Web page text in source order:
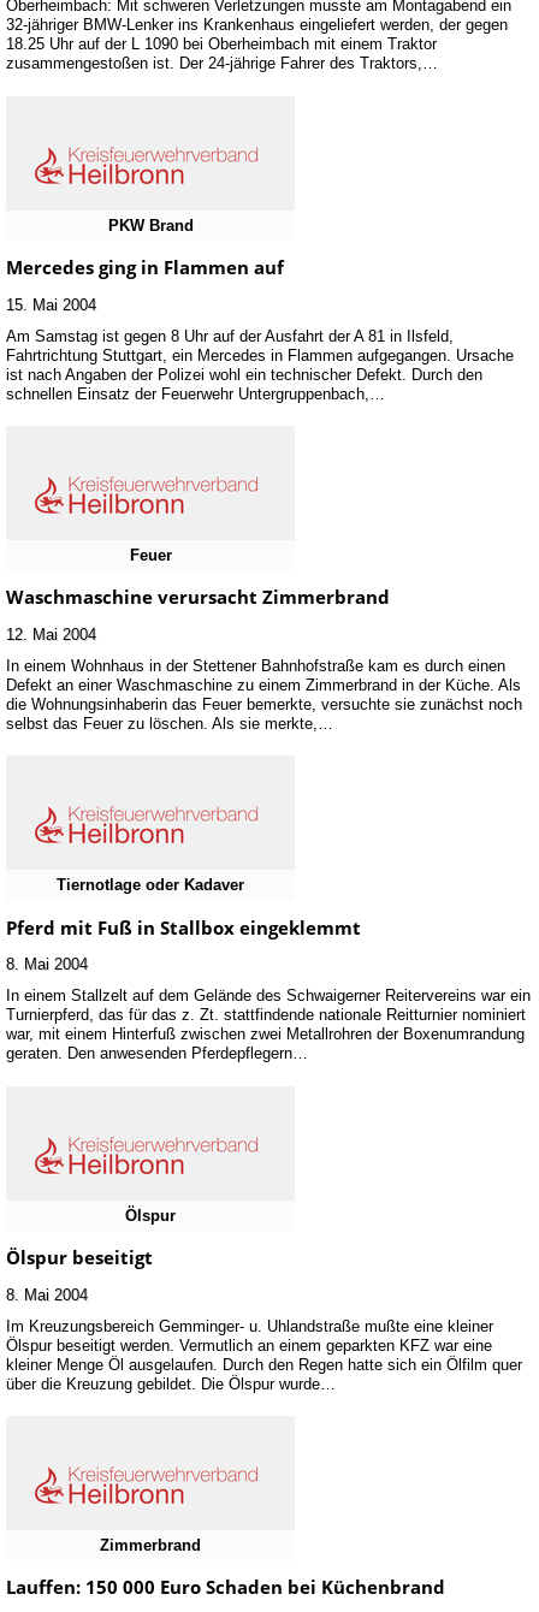
Oberheimbach: Mit schweren Verletzungen musste am Montagabend ein
32-jähriger BMW-Lenker ins Krankenhaus eingeliefert werden, der gegen
18.25 Uhr auf der L 1090 bei Oberheimbach mit einem Traktor
zusammengestoßen ist. Der 24-jährige Fahrer des Traktors,…
PKW Brand
Mercedes ging in Flammen auf
15. Mai 2004
Am Samstag ist gegen 8 Uhr auf der Ausfahrt der A 81 in Ilsfeld,
Fahrtrichtung Stuttgart, ein Mercedes in Flammen aufgegangen. Ursache
ist nach Angaben der Polizei wohl ein technischer Defekt. Durch den
schnellen Einsatz der Feuerwehr Untergruppenbach,…
Feuer
Waschmaschine verursacht Zimmerbrand
12. Mai 2004
In einem Wohnhaus in der Stettener Bahnhofstraße kam es durch einen
Defekt an einer Waschmaschine zu einem Zimmerbrand in der Küche. Als
die Wohnungsinhaberin das Feuer bemerkte, versuchte sie zunächst noch
selbst das Feuer zu löschen. Als sie merkte,…
Tiernotlage oder Kadaver
Pferd mit Fuß in Stallbox eingeklemmt
8. Mai 2004
In einem Stallzelt auf dem Gelände des Schwaigerner Reitervereins war ein
Turnierpferd, das für das z. Zt. stattfindende nationale Reitturnier nominiert
war, mit einem Hinterfuß zwischen zwei Metallrohren der Boxenumrandung
geraten. Den anwesenden Pferdepflegern…
Ölspur
Ölspur beseitigt
8. Mai 2004
Im Kreuzungsbereich Gemminger- u. Uhlandstraße mußte eine kleiner
Ölspur beseitigt werden. Vermutlich an einem geparkten KFZ war eine
kleiner Menge Öl ausgelaufen. Durch den Regen hatte sich ein Ölfilm quer
über die Kreuzung gebildet. Die Ölspur wurde…
Zimmerbrand
Lauffen: 150 000 Euro Schaden bei Küchenbrand